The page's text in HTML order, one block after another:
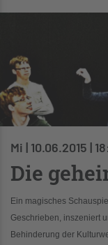
Mi | 10.06.2015 |
Die
Ein magisches
Geschrieben, inszeniert
Behinderung der